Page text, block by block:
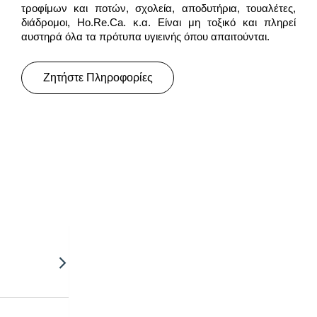
τροφίμων και ποτών, σχολεία, αποδυτήρια, τουαλέτες,
διάδρομοι, Ho.Re.Ca. κ.α. Είναι μη τοξικό και πληρεί
αυστηρά όλα τα πρότυπα υγιεινής όπου απαιτούνται.
Ζητήστε Πληροφορίες